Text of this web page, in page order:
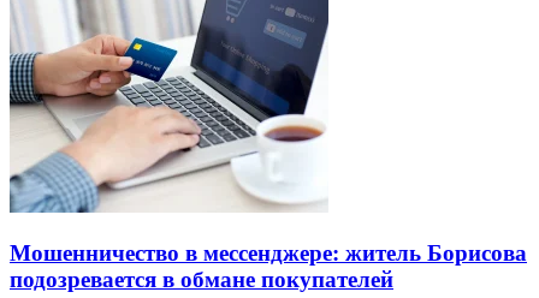
Мошенничество в мессенджере: житель Борисова
подозревается в обмане покупателей